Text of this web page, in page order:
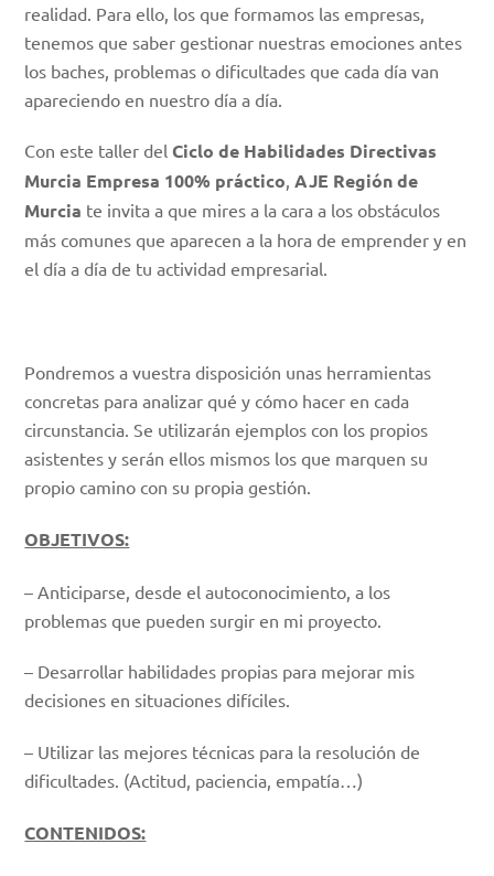
realidad. Para ello, los que formamos las empresas,
tenemos que saber gestionar nuestras emociones antes
los baches, problemas o dificultades que cada día van
apareciendo en nuestro día a día.
Con este taller delCiclo de Habilidades Directivas
Murcia Empresa 100% práctico,AJE Región de
Murcia te invita a que mires a la cara a los obstáculos
más comunes que aparecen a la hora de emprender y en
el día a día de tu actividad empresarial.
Pondremos a vuestra disposición unas herramientas
concretas para analizar qué y cómo hacer en cada
circunstancia. Se utilizarán ejemplos con los propios
asistentes y serán ellos mismos los que marquen su
propio camino con su propia gestión.
OBJETIVOS:
– Anticiparse, desde el autoconocimiento, a los
problemas que pueden surgir en mi proyecto.
– Desarrollar habilidades propias para mejorar mis
decisiones en situaciones difíciles.
– Utilizar las mejores técnicas para la resolución de
dificultades. (Actitud, paciencia, empatía…)
CONTENIDOS: